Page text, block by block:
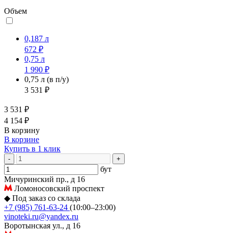
Объем
0,187 л
672 ₽
0,75 л
1 990 ₽
0,75 л (в п/у)
3 531 ₽
3 531 ₽
4 154 ₽
В корзину
В корзине
Купить в 1 клик
- +
бут
Мичуринский пр., д 16
Ломоносовский проспект
◆ Под заказ со склада
+7 (985) 761-63-24 (10:00–23:00)
vinoteki.ru@yandex.ru
Воротынская ул., д 16